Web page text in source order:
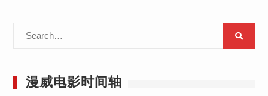
漫威电影时间轴